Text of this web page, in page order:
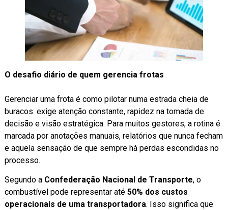
O desafio diário de quem gerencia frotas
Gerenciar uma frota é como pilotar numa estrada cheia de
buracos: exige atenção constante, rapidez na tomada de
decisão e visão estratégica. Para muitos gestores, a rotina é
marcada por anotações manuais, relatórios que nunca fecham
e aquela sensação de que sempre há perdas escondidas no
processo.
Segundo a Confederação Nacional de Transporte, o
combustível pode representar até 50% dos custos
operacionais de uma transportadora. Isso significa que